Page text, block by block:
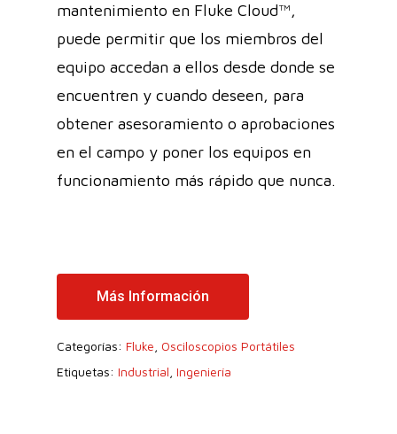
mantenimiento en Fluke Cloud™,
puede permitir que los miembros del
equipo accedan a ellos desde donde se
encuentren y cuando deseen, para
obtener asesoramiento o aprobaciones
en el campo y poner los equipos en
funcionamiento más rápido que nunca.
Más Información
Categorías: Fluke Osciloscopios Portátiles
Etiquetas: Industrial Ingeniería